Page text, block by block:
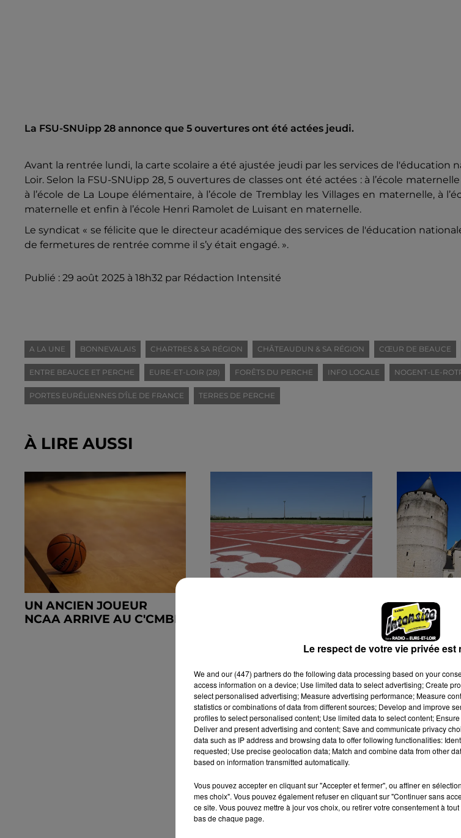
La FSU-SNUipp 28 annonce que 5 ouvertures ont été actées jeudi.
Avant la rentrée lundi, la carte scolaire a été ajustée jeudi par les services de l'éducation
Loir. Selon la FSU-SNUipp 28, 5 ouvertures de classes ont été actées : à l’école
à l’école de La Loupe élémentaire, à l’école de Tremblay les Villages en maternelle, à
maternelle et enfin à l’école Henri Ramolet de Luisant en maternelle.
Le syndicat « se félicite que le directeur académique des services de l'éducation
de fermetures de rentrée comme il s’y était engagé. ».
Publié : 29 août 2025 à 18h32 par Rédaction Intensité
A LA UNE BONNEVALAIS CHARTRES & SA RÉGION CHÂTEAUDUN & SA RÉGION CŒUR DE BEAUCE
ENTRE BEAUCE ET PERCHE EURE-ET-LOIR (28) FORÊTS DU PERCHE INFO LOCALE NOGENT-LE-
PORTES EURÉLIENNES D'ÎLE DE FRANCE TERRES DE PERCHE
À LIRE AUSSI
UN ANCIEN JOUEUR
NCAA ARRIVE AU C'CMBM
UN MOIS
GRAND
TOURISME
Le respect de votre vie privée est
We and our (447) partnersdo the following data processing based on your
access information on a device; Use limited data to select advertising; Create
select personalised advertising; Measure advertising performance; Measure
statistics or combinations of data from different sources; Develop and improve
profiles to select personalised content; Use limited data to select content;
Deliver and present advertising and content; Save and communicate privacy
data such as IP address and browsing data to offer following functionalities:
requested; Use precise geolocation data; Match and combine data from other
based on information transmitted automatically.
Vous pouvez accepter en cliquant sur "Accepter et fermer", ou affiner en
mes choix". Vous pouvez également refuser en cliquant sur "Continuer sans
ce site. Vous pouvez mettre à jour vos choix, ou retirer votre consentement à
bas de chaque page.